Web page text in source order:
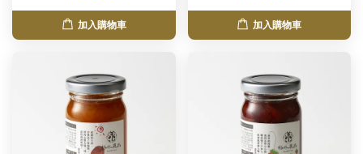
加入購物車 加入購物車